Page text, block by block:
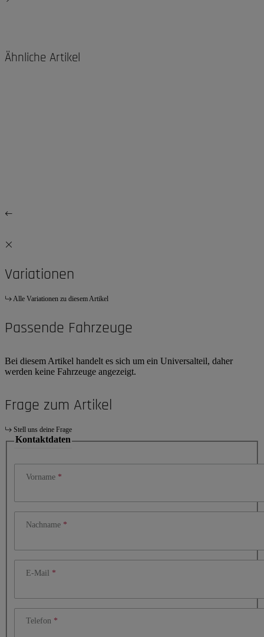
Ähnliche Artikel
Variationen
Alle Variationen zu diesem Artikel
Passende Fahrzeuge
Bei diesem Artikel handelt es sich um ein Universalteil, daher
werden keine Fahrzeuge angezeigt.
Frage zum Artikel
Stell uns deine Frage
Kontaktdaten
Vorname
Nachname
E-Mail
Telefon